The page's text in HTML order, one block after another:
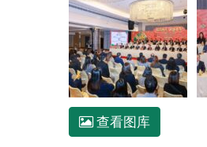
查看图库